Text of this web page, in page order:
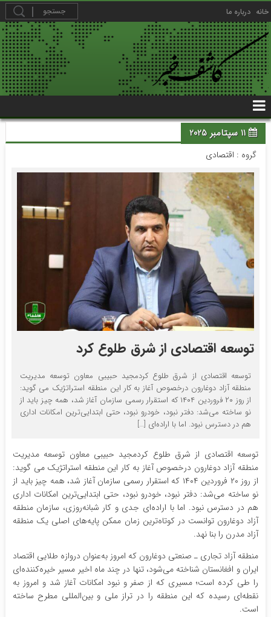
خانه درباره ما
11 سپتامبر 2025
گروه : اقتصادی
توسعه اقتصادی از شرق طلوع کرد
توسعه اقتصادی از شرق طلوع کردمجید حبیبی معاون توسعه مدیریت
منطقه آزاد دوغارون درخصوص آغاز به کار این منطقه استراتژیک می گوید:
از روز ۲۰ فروردین ۱۴۰۴ که استقرار رسمی سازمان آغاز شد، همه چیز باید از
نو ساخته می‌شد: دفتر نبود، خودرو نبود، حتی ابتدایی‌ترین امکانات اداری
هم در دسترس نبود. اما با اراده‌ای […]
توسعه اقتصادی از شرق طلوع کردمجید حبیبی معاون توسعه مدیریت
منطقه آزاد دوغارون درخصوص آغاز به کار این منطقه استراتژیک می گوید:
از روز ۲۰ فروردین ۱۴۰۴ که استقرار رسمی سازمان آغاز شد، همه چیز باید از
نو ساخته می‌شد: دفتر نبود، خودرو نبود، حتی ابتدایی‌ترین امکانات اداری
هم در دسترس نبود. اما با اراده‌ای جدی و کار شبانه‌روزی، سازمان منطقه
آزاد دوغارون توانست در کوتاه‌ترین زمان ممکن پایه‌های اصلی یک منطقه
آزاد مدرن را بنا نهد.
منطقه آزاد تجاری ـ صنعتی دوغارون که امروز به‌عنوان دروازه طلایی اقتصاد
ایران و افغانستان شناخته می‌شود، تنها در چند ماه اخیر مسیر خیره‌کننده‌ای
را طی کرده است؛ مسیری که از صفر و نبود امکانات آغاز شد و امروز به
نقطه‌ای رسیده که این منطقه را در تراز ملی و بین‌المللی مطرح ساخته
است.